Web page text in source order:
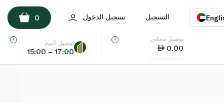
اللغة
التسجيل تسجيل الدخول 0
توصيل مجاني
0.00
توصيل اليوم
15:00 – 17:00
رطب للقطط بالدجاج المشوي ولحم البقر بالمرق 85 غ